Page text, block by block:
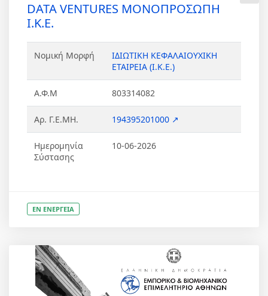
DATA VENTURES ΜΟΝΟΠΡΟΣΩΠΗ
Ι.Κ.Ε.
Νομική Μορφή
ΙΔΙΩΤΙΚΗ ΚΕΦΑΛΑΙΟΥΧΙΚΗ
ΕΤΑΙΡΕΙΑ (Ι.Κ.Ε.)
Α.Φ.Μ 803314082
Αρ. Γ.Ε.ΜΗ. 194395201000 ↗
Ημερομηνία
Σύστασης
10-06-2026
ΕΝ ΕΝΕΡΓΕΙΑ